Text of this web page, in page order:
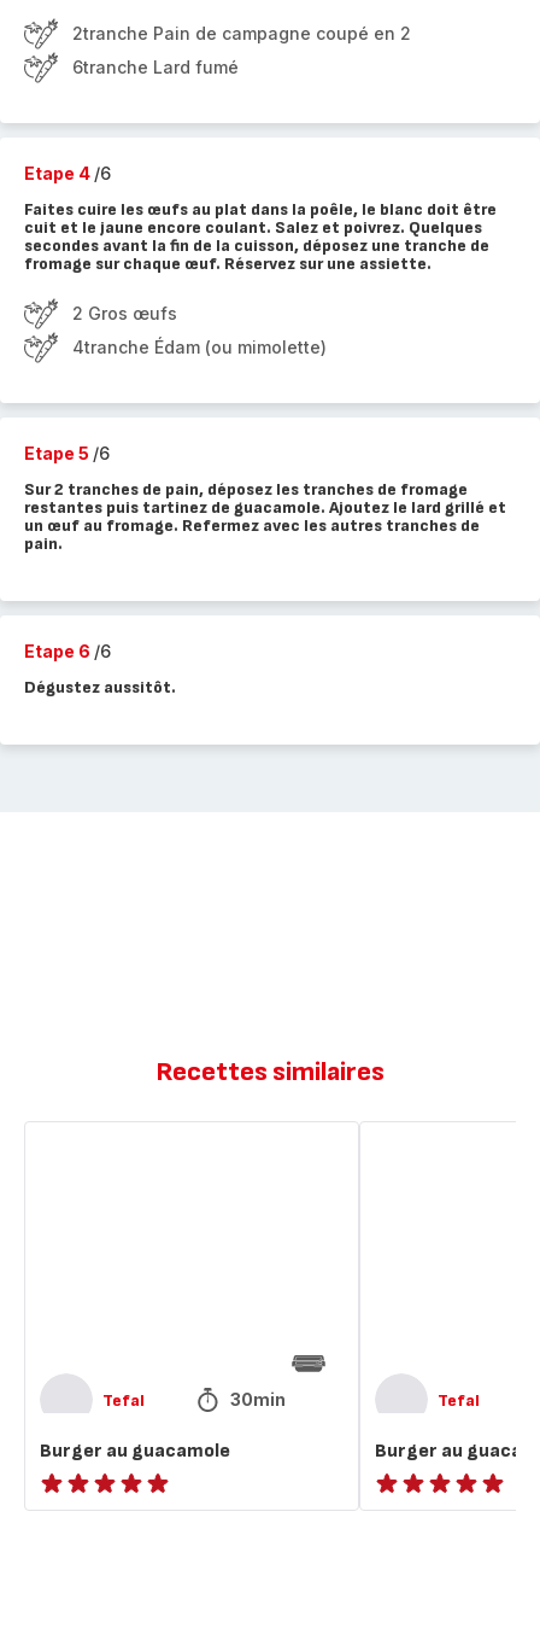
2tranche Pain de campagne coupé en 2
6tranche Lard fumé
Etape 4 /6
Faites cuire les œufs au plat dans la poêle, le blanc doit être
cuit et le jaune encore coulant. Salez et poivrez. Quelques
secondes avant la fin de la cuisson, déposez une tranche de
fromage sur chaque œuf. Réservez sur une assiette.
2 Gros œufs
4tranche Édam (ou mimolette)
Etape 5 /6
Sur 2 tranches de pain, déposez les tranches de fromage
restantes puis tartinez de guacamole. Ajoutez le lard grillé et
un œuf au fromage. Refermez avec les autres tranches de
pain.
Etape 6 /6
Dégustez aussitôt.
Recettes similaires
Tefal 30min
Burger au guacamole
ratings.NaN
Tefal
Burger au
ratings.NaN